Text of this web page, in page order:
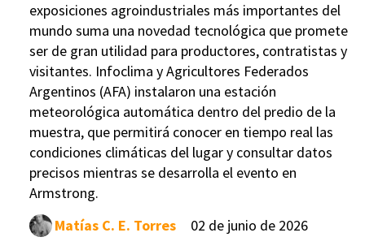
exposiciones agroindustriales más importantes del
mundo suma una novedad tecnológica que promete
ser de gran utilidad para productores, contratistas y
visitantes. Infoclima y Agricultores Federados
Argentinos (AFA) instalaron una estación
meteorológica automática dentro del predio de la
muestra, que permitirá conocer en tiempo real las
condiciones climáticas del lugar y consultar datos
precisos mientras se desarrolla el evento en
Armstrong.
02 de junio de 2026
Matías C. E. Torres